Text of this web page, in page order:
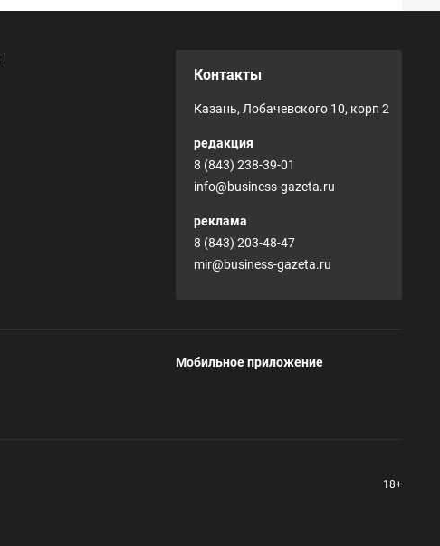
Контакты
Казань, Лобачевского 10, корп 2
редакция
8 (843) 238-39-01
info@business-gazeta.ru
реклама
8 (843) 203-48-47
mir@business-gazeta.ru
Мобильное приложение
18+